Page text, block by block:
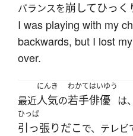
バランスを崩してひっく
I was playing with my
backwards, but I lost
over.
最近
にんき
人気の
わかてはいゆう
若手俳優 は
ひっぱ
引っ張りだこで、テレビ